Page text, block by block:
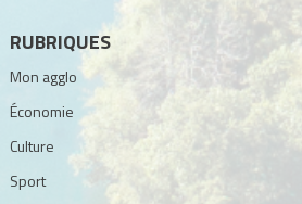
RUBRIQUES
Mon agglo
Économie
Culture
Sport